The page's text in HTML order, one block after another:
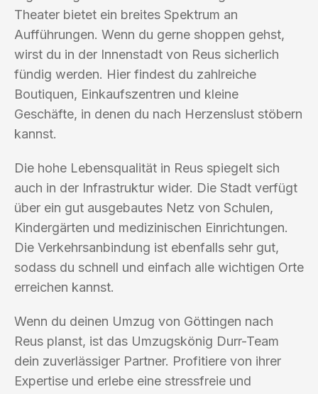
Theater bietet ein breites Spektrum an
Aufführungen. Wenn du gerne shoppen gehst,
wirst du in der Innenstadt von Reus sicherlich
fündig werden. Hier findest du zahlreiche
Boutiquen, Einkaufszentren und kleine
Geschäfte, in denen du nach Herzenslust stöbern
kannst.
Die hohe Lebensqualität in Reus spiegelt sich
auch in der Infrastruktur wider. Die Stadt verfügt
über ein gut ausgebautes Netz von Schulen,
Kindergärten und medizinischen Einrichtungen.
Die Verkehrsanbindung ist ebenfalls sehr gut,
sodass du schnell und einfach alle wichtigen Orte
erreichen kannst.
Wenn du deinen Umzug von Göttingen nach
Reus planst, ist das Umzugskönig Durr-Team
dein zuverlässiger Partner. Profitiere von ihrer
Expertise und erlebe eine stressfreie und